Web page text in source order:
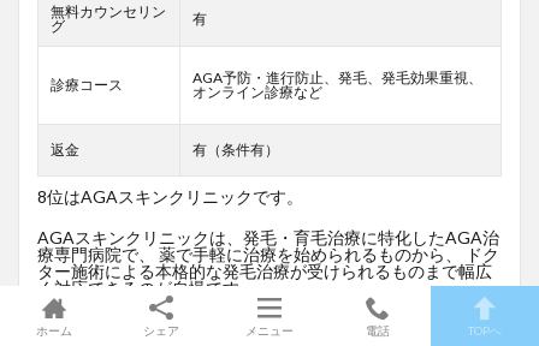
無料カウンセリン
グ
有
診療コース
AGA予防・進行防止、発毛、発毛効果重視、
オンライン診療など
返金 有（条件有）
8位はAGAスキンクリニックです。
AGAスキンクリニックは、発毛・育毛治療に特化したAGA治
療専門病院で、 薬で手軽に治療を始められるものから、 ドク
ター施術による本格的な発毛治療が受けられるものまで幅広
く対応できるのが自慢です。
麻生 泰（あそう とおる）統括診療部長自らが薄毛に悩み、治
ホーム シェア メニュー 電話 TOPへ